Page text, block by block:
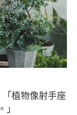
「植物像射手座
」